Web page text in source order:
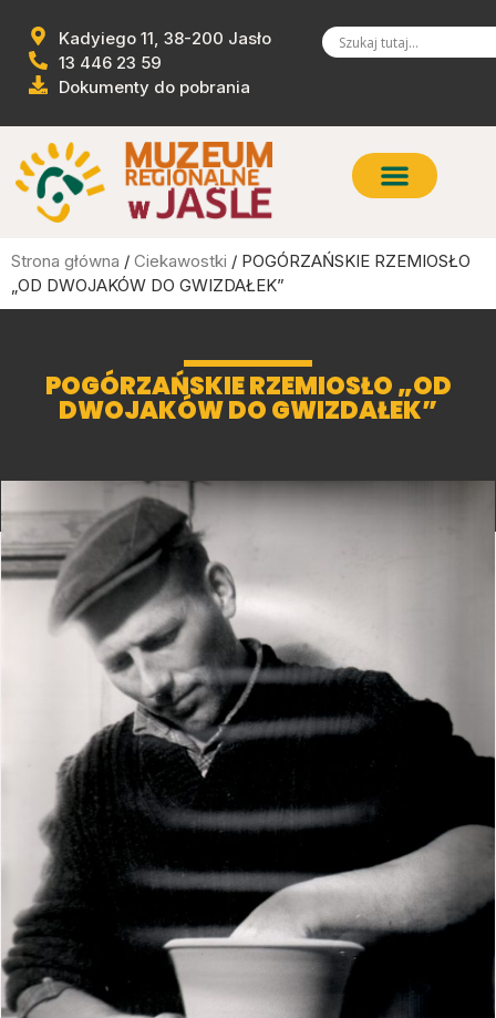
Kadyiego 11, 38-200 Jasło
13 446 23 59
Dokumenty do pobrania
Strona główna / Ciekawostki / POGÓRZAŃSKIE RZEMIOSŁO
„OD DWOJAKÓW DO GWIZDAŁEK”
POGÓRZAŃSKIE RZEMIOSŁO „OD
DWOJAKÓW DO GWIZDAŁEK”